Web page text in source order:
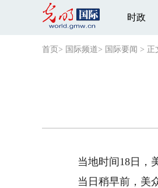
时政
首页 > 国际频道> 国际要闻 > 正
当地时间18日，美
当日稍早前，美众